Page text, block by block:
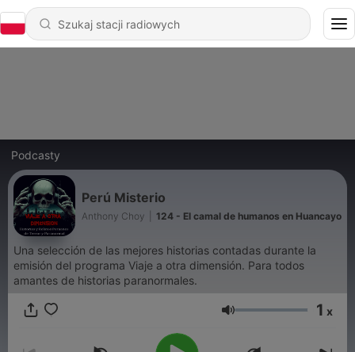
Podcasty
Perú Misterio
Anthony Choy 124 - El camal de humanos en Huancayo
Una selección de las mejores historias contadas durante la
emisión del programa Viaje a otra dimensión. Para todos
amantes de historias paranormales.
Głośność 1 x